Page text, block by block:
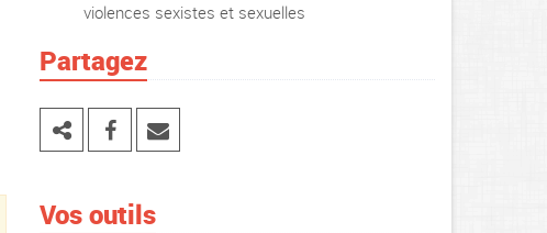
violences sexistes et sexuelles
Partagez
Vos outils